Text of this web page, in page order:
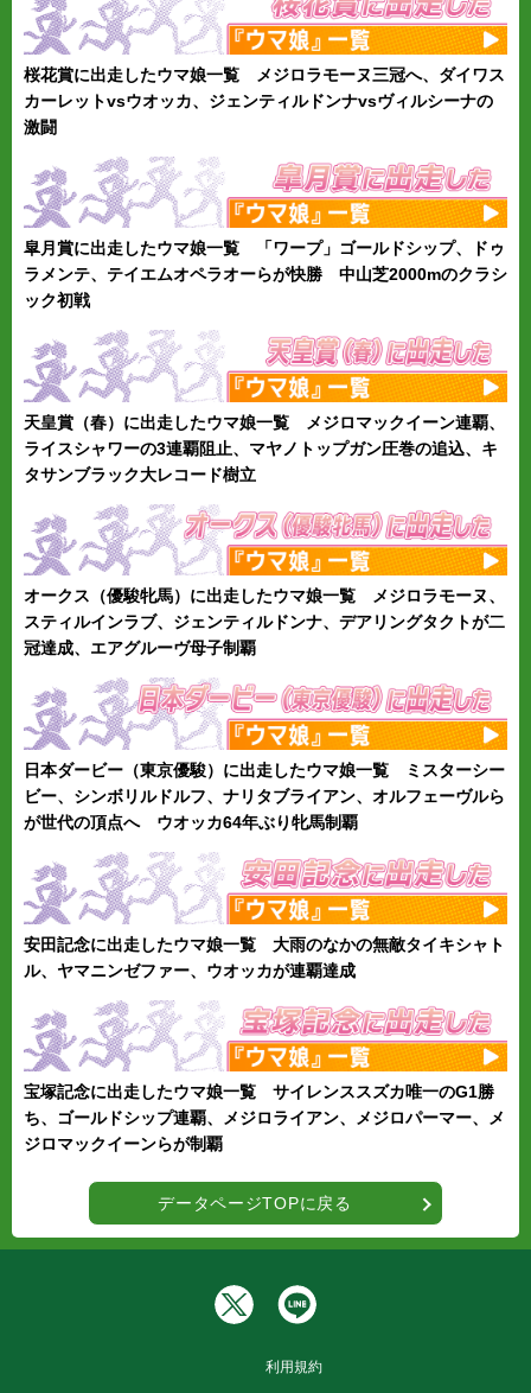
桜花賞に出走したウマ娘一覧 メジロラモーヌ三冠へ、ダイワス
カーレットvsウオッカ、ジェンティルドンナvsヴィルシーナの
激闘
皐月賞に出走したウマ娘一覧 「ワープ」ゴールドシップ、ドゥ
ラメンテ、テイエムオペラオーらが快勝 中山芝2000mのクラシ
ック初戦
天皇賞（春）に出走したウマ娘一覧 メジロマックイーン連覇、
ライスシャワーの3連覇阻止、マヤノトップガン圧巻の追込、キ
タサンブラック大レコード樹立
オークス（優駿牝馬）に出走したウマ娘一覧 メジロラモーヌ、
スティルインラブ、ジェンティルドンナ、デアリングタクトが二
冠達成、エアグルーヴ母子制覇
日本ダービー（東京優駿）に出走したウマ娘一覧 ミスターシー
ビー、シンボリルドルフ、ナリタブライアン、オルフェーヴルら
が世代の頂点へ ウオッカ64年ぶり牝馬制覇
安田記念に出走したウマ娘一覧 大雨のなかの無敵タイキシャト
ル、ヤマニンゼファー、ウオッカが連覇達成
宝塚記念に出走したウマ娘一覧 サイレンススズカ唯一のG1勝
ち、ゴールドシップ連覇、メジロライアン、メジロパーマー、メ
ジロマックイーンらが制覇
データページTOPに戻る
利用規約